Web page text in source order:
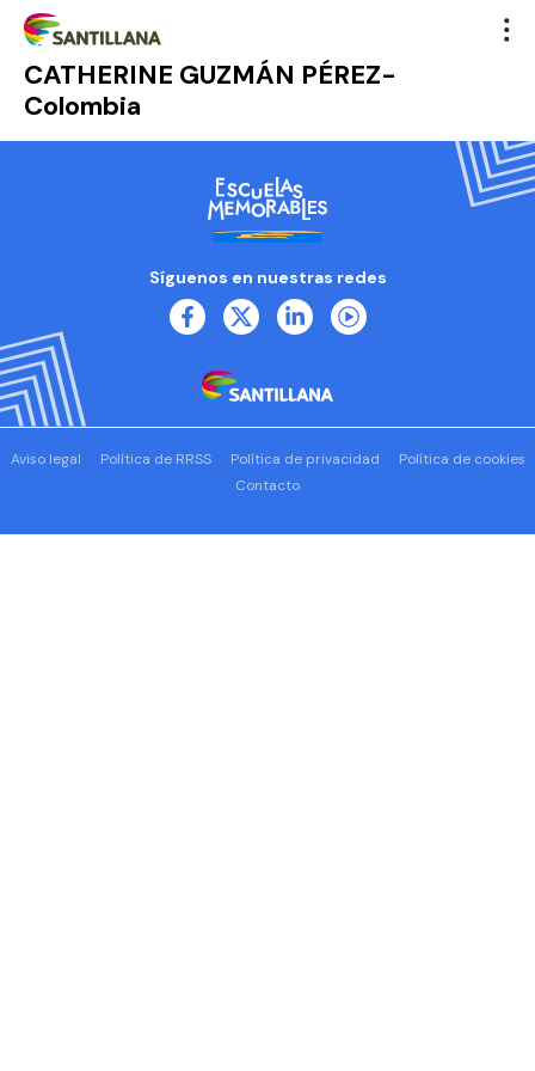
CATHERINE GUZMÁN PÉREZ-
Colombia
Síguenos en nuestras redes
Aviso legal Política de RRSS Política de privacidad
Política de cookies
Contacto